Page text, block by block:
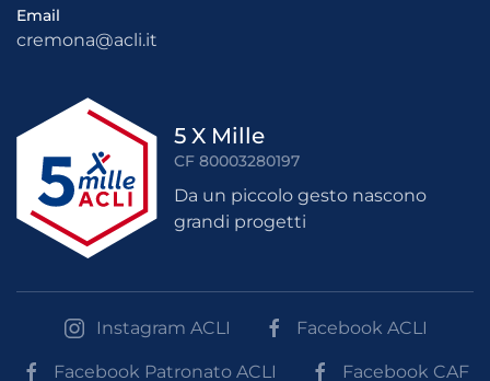
Email
cremona@acli.it
5 X Mille
CF 80003280197
Da un piccolo gesto nascono
grandi progetti
Instagram ACLI Facebook ACLI
Facebook Patronato ACLI Facebook CAF